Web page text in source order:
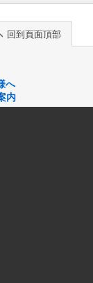
回到頁面頂部
へ
内